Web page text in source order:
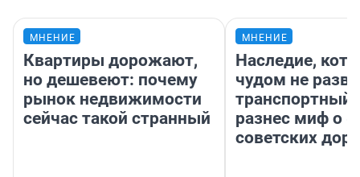
МНЕНИЕ
Квартиры дорожают,
но дешевеют: почему
рынок недвижимости
сейчас такой странный
МНЕНИЕ
Наследие,
чудом не
транспортный
разнес миф о
советских